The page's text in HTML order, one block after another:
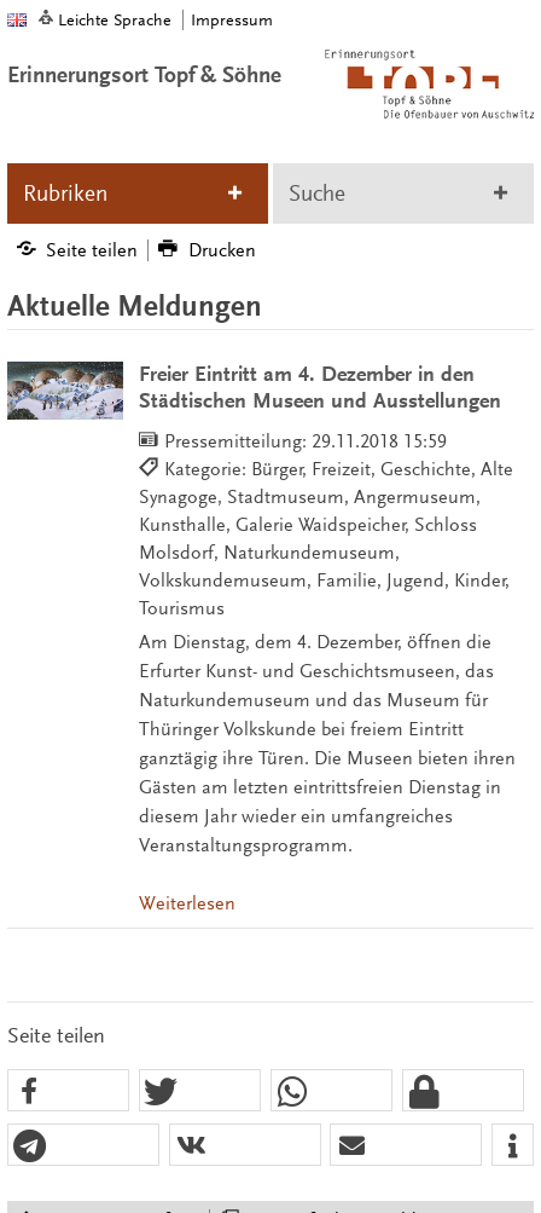
Leichte Sprache Impressum
Erinnerungsort Topf & Söhne
Rubriken Suche
Seite teilen Drucken
Aktuelle Meldungen
Freier Eintritt am 4. Dezember in den
Städtischen Museen und Ausstellungen
Pressemitteilung: 29.11.2018 15:59
Kategorie: Bürger, Freizeit, Geschichte, Alte
Synagoge, Stadtmuseum, Angermuseum,
Kunsthalle, Galerie Waidspeicher, Schloss
Molsdorf, Naturkundemuseum,
Volkskundemuseum, Familie, Jugend, Kinder,
Tourismus
Am Dienstag, dem 4. Dezember, öffnen die
Erfurter Kunst- und Geschichtsmuseen, das
Naturkundemuseum und das Museum für
Thüringer Volkskunde bei freiem Eintritt
ganztägig ihre Türen. Die Museen bieten ihren
Gästen am letzten eintrittsfreien Dienstag in
diesem Jahr wieder ein umfangreiches
Veranstaltungsprogramm.
Weiterlesen
Seite teilen